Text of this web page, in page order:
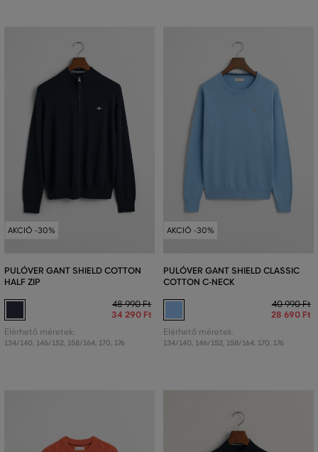
AKCIÓ -30%
PULÓVER GANT SHIELD COTTON
HALF ZIP
48 990 Ft
34 290 Ft
Elérhető méretek:
134/140 146/152 158/164 170 176
AKCIÓ -30%
PULÓVER GANT SHIELD CLASSIC
COTTON C-NECK
40 990 Ft
28 690 Ft
Elérhető méretek:
134/140 146/152 158/164 170 176